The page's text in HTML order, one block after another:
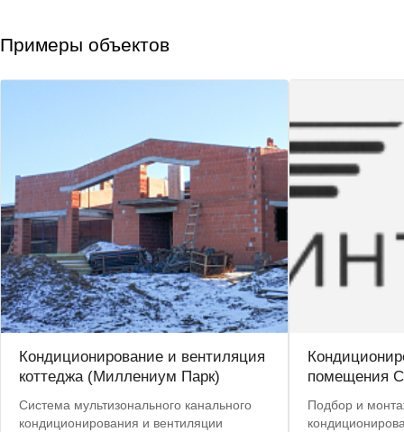
Примеры объектов
Кондиционирование и вентиляция
коттеджа (Миллениум Парк)
Система мультизонального канального
кондиционирования и вентиляции
помещения
Подбор и